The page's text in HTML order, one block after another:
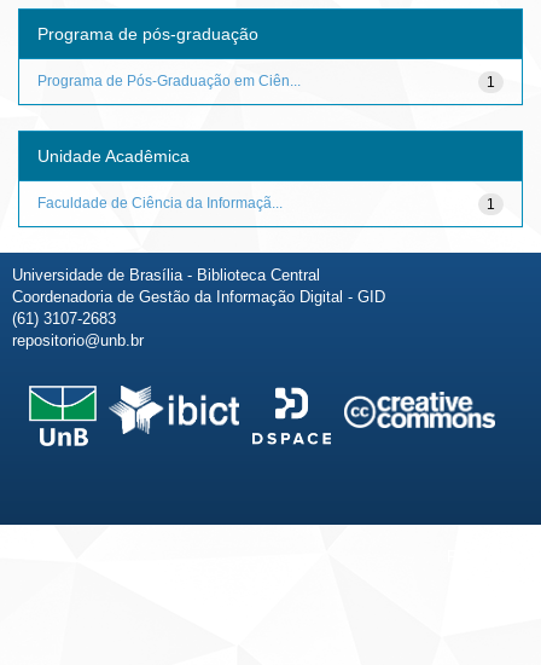
Programa de pós-graduação
1
Programa de Pós-Graduação em Ciên...
Unidade Acadêmica
1
Faculdade de Ciência da Informaçã...
Universidade de Brasília - Biblioteca Central
Coordenadoria de Gestão da Informação Digital - GID
(61) 3107-2683
repositorio@unb.br